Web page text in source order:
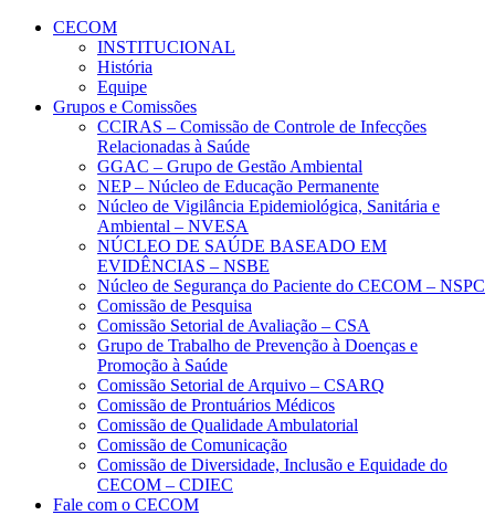
Conteúdo principal
CECOM
INSTITUCIONAL
História
Equipe
Grupos e Comissões
CCIRAS – Comissão de Controle de Infecções
Relacionadas à Saúde
GGAC – Grupo de Gestão Ambiental
NEP – Núcleo de Educação Permanente
Núcleo de Vigilância Epidemiológica, Sanitária e
Ambiental – NVESA
NÚCLEO DE SAÚDE BASEADO EM
EVIDÊNCIAS – NSBE
Núcleo de Segurança do Paciente do CECOM – NSPC
Comissão de Pesquisa
Comissão Setorial de Avaliação – CSA
Grupo de Trabalho de Prevenção à Doenças e
Promoção à Saúde
Comissão Setorial de Arquivo – CSARQ
Comissão de Prontuários Médicos
Comissão de Qualidade Ambulatorial
Comissão de Comunicação
Comissão de Diversidade, Inclusão e Equidade do
CECOM – CDIEC
Fale com o CECOM